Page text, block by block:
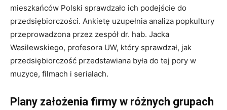
mieszkańców Polski sprawdzało ich podejście do
przedsiębiorczości. Ankietę uzupełnia analiza popkultury
przeprowadzona przez zespół dr. hab. Jacka
Wasilewskiego, profesora UW, który sprawdzał, jak
przedsiębiorczość przedstawiana była do tej pory w
muzyce, filmach i serialach.
Plany założenia firmy w różnych grupach